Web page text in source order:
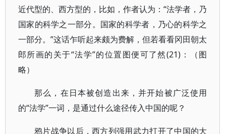
近代型的、西方型的，比如，作者认为：“法学者，乃
国家的科学之一部分。国家的科学者，乃心的科学之
一部分。”这话乍听起来颇为费解，但若看看冈田朝太
郎所画的关于“法学”的位置图便可了然(21)：（图
略）
那么，在日本被创造出来，并开始被广泛使用
的“法学”一词，是通过什么途径传入中国的呢？
鸦片战争以后，西方列强用武力打开了中国的大